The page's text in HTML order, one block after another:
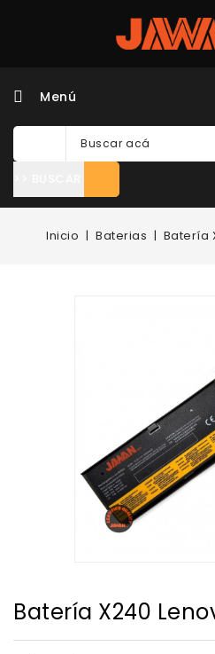
Menú
Inicio Baterias Batería
Batería X240